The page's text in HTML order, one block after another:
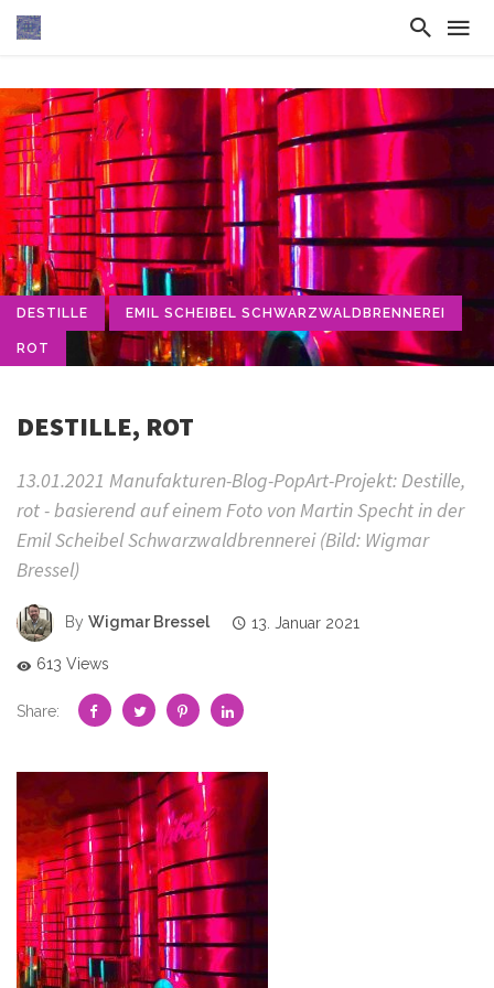
DESTILLE EMIL SCHEIBEL SCHWARZWALDBRENNEREI
ROT
DESTILLE, ROT
13.01.2021 Manufakturen-Blog-PopArt-Projekt: Destille,
rot - basierend auf einem Foto von Martin Specht in der
Emil Scheibel Schwarzwaldbrennerei (Bild: Wigmar
Bressel)
By Wigmar Bressel 13. Januar 2021
613 Views
Share: